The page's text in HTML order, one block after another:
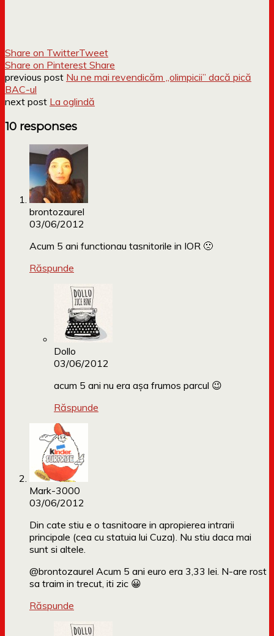
Share on TwitterTweet
Share on Pinterest Share
previous post Nu ne mai revendicăm „olimpicii” dacă pică
BAC-ul
next post La oglindă
10 responses
brontozaurel
03/06/2012
Acum 5 ani functionau tasnitorile in IOR 🙁
Răspunde
Dollo
03/06/2012
acum 5 ani nu era așa frumos parcul 😉
Răspunde
Mark-3000
03/06/2012
Din cate stiu e o tasnitoare in apropierea intrarii
principale (cea cu statuia lui Cuza). Nu stiu daca mai
sunt si altele.
@brontozaurel Acum 5 ani euro era 3,33 lei. N-are rost
sa traim in trecut, iti zic 😀
Răspunde